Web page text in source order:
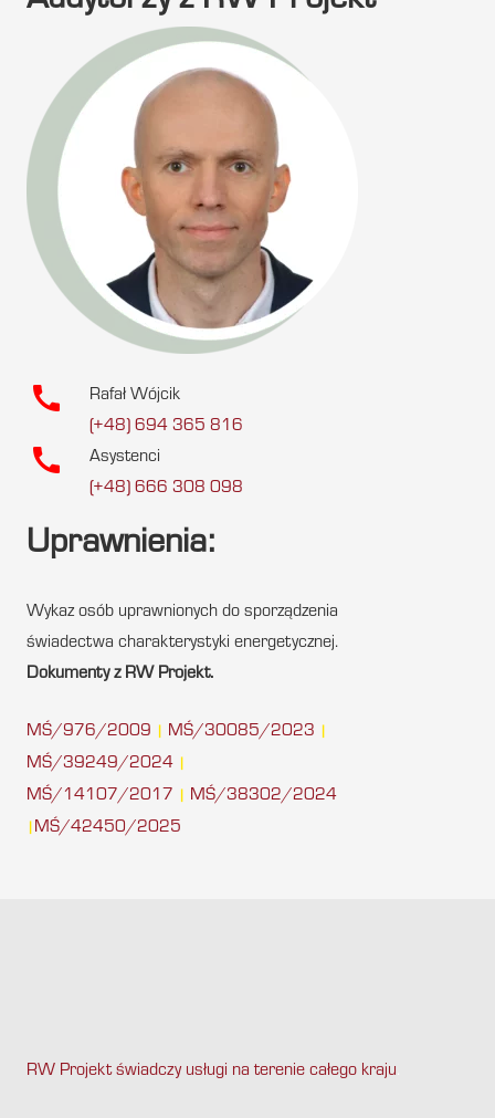
call
Rafał Wójcik
(+48) 694 365 816
call
Asystenci
(+48) 666 308 098
Uprawnienia:
Wykaz osób uprawnionych do sporządzenia
świadectwa charakterystyki energetycznej.
Dokumenty z RW Projekt.
MŚ/976/2009 MŚ/30085/2023
MŚ/39249/2024
MŚ/14107/2017 MŚ/38302/2024
MŚ/42450/2025
RW Projekt świadczy usługi na terenie całego kraju